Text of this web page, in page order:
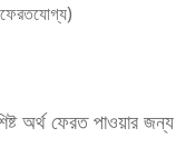
অর্থ ফেরত পাওয়ার জন্য